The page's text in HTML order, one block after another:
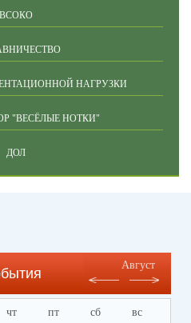
ВСОКО
НАГРУЗКИ
"ВЕСЁЛЫЕ НОТКИ"
ДОЛ
Август
чт пт сб вс